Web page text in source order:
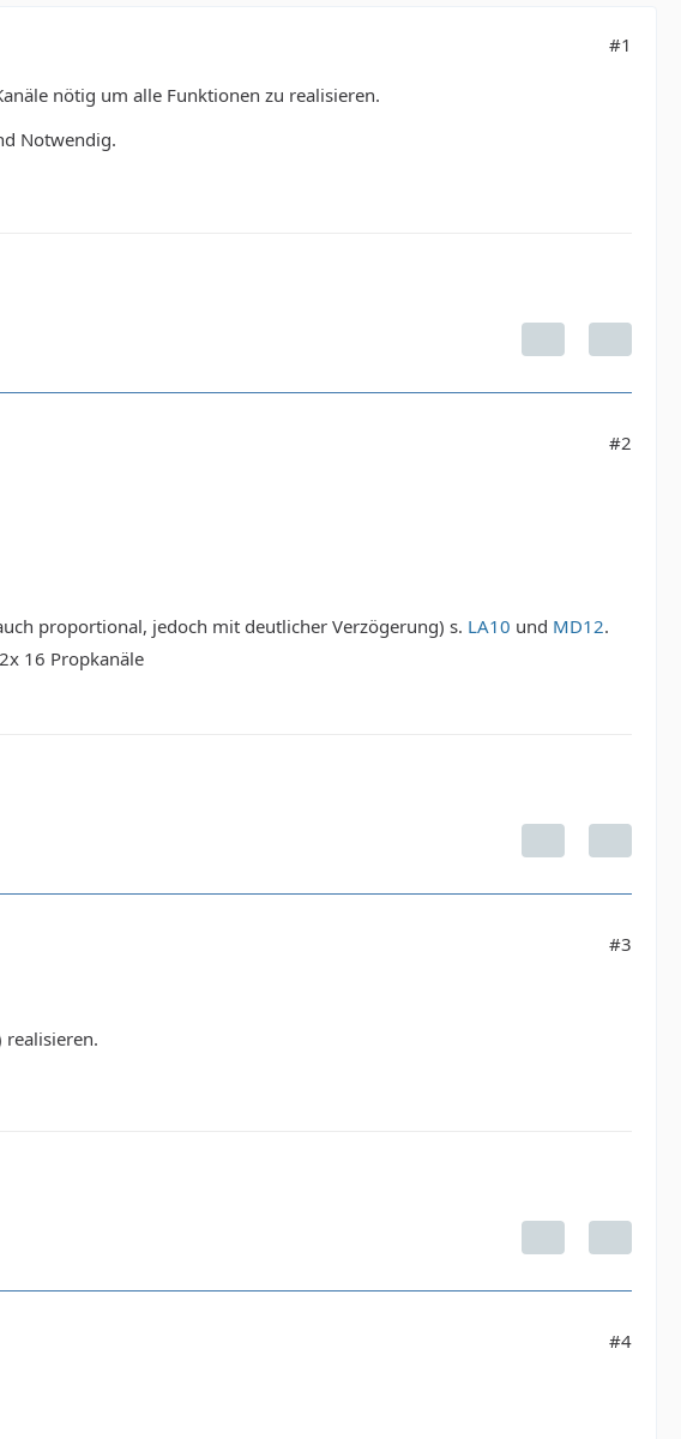
#1
nötig um alle Funktionen zu realisieren.
Notwendig.
#2
proportional, jedoch mit deutlicher Verzögerung) s. LA10 und MD12.
16 Propkanäle
#3
realisieren.
#4